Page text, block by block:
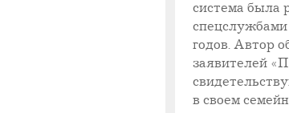
система была
спецслужбами
годов. Автор
заявителей
в своем